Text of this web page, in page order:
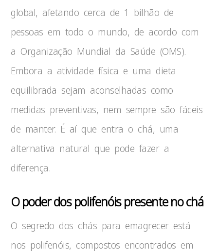
global, afetando cerca de 1 bilhão de
pessoas em todo o mundo, de acordo com
a Organização Mundial da Saúde (OMS).
Embora a atividade física e uma dieta
equilibrada sejam aconselhadas como
medidas preventivas, nem sempre são fáceis
de manter. É aí que entra o chá, uma
alternativa natural que pode fazer a
diferença.
O poder dos polifenóis presente no chá
O segredo dos chás para emagrecer está
nos polifenóis, compostos encontrados em